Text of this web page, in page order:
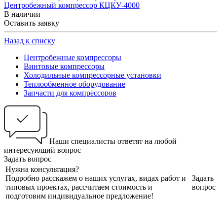
Центробежный компрессор КЦКУ-4000
В наличии
Оставить заявку
Назад к списку
Центробежные компрессоры
Винтовые компрессоры
Холодильные компрессорные установки
Теплообменное оборудование
Запчасти для компрессоров
Наши специалисты ответят на любой
интересующий вопрос
Задать вопрос
Нужна консультация?
Подробно расскажем о наших услугах, видах работ и
типовых проектах, рассчитаем стоимость и
подготовим индивидуальное предложение!
Задать
вопрос